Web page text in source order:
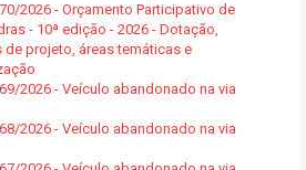
2026 - Orçamento Participativo de
- 10ª edição - 2026 - Dotação,
projeto, áreas temáticas e
2026 - Veículo abandonado na via
2026 - Veículo abandonado na via